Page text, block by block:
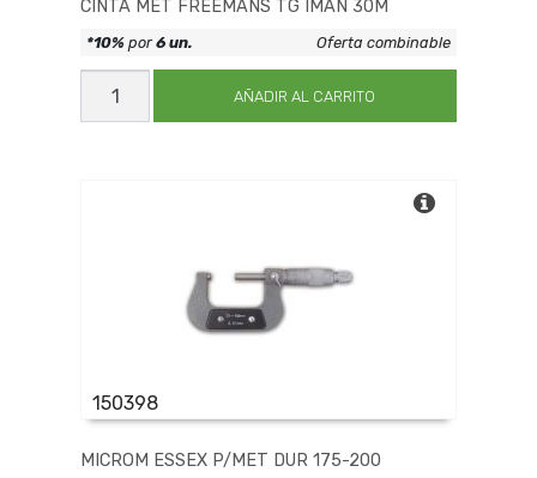
CINTA MET FREEMANS TG IMAN 30M
CINTA
MET
FREEMANS
AÑADIR AL CARRITO
*10% por6 un. Oferta combinable
150398
MICROM ESSEX P/MET DUR 175-200